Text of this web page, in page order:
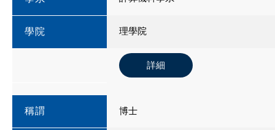
學院 理學院
詳細
稱謂 博士